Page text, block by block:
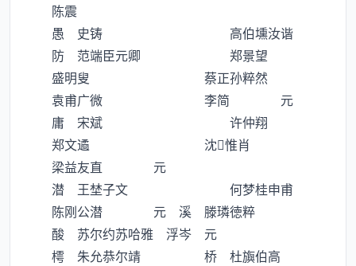
陈震
愚 史铸 高伯壎汝谐
防 范端臣元卿 郑景望
盛明叟 蔡正孙粹然
袁甫广微 李简 元
庸 宋斌 许仲翔
郑文遹 沈惟肖
梁益友直 元
潜 王埜子文 何梦桂申甫
陈刚公潜 元 溪 滕璘徳粹
酸 苏尔约苏哈雅 浮岑 元
樗 朱允恭尔靖 桥 杜旟伯高